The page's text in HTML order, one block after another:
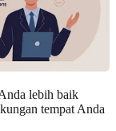
lebih baik
tempat Anda